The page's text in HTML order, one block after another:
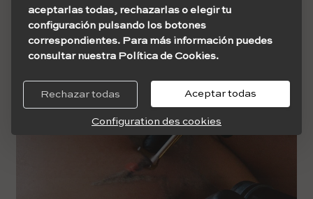
aceptarlas todas, rechazarlas o elegir tu
configuración pulsando los botones
correspondientes. Para más información puedes
consultar nuestra Política de Cookies.
Rechazar todas Aceptar todas
Configuration des cookies